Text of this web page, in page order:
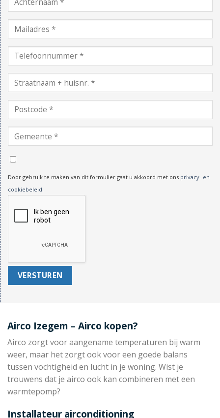
Door gebruik te maken van dit formulier gaat u akkoord met ons privacy- en
cookiebeleid
Airco Izegem – Airco kopen?
Airco zorgt voor aangename temperaturen bij warm
weer, maar het zorgt ook voor een goede balans
tussen vochtigheid en lucht in je woning. Wist je
trouwens dat je airco ook kan combineren met een
warmtepomp?
Installateur airconditioning